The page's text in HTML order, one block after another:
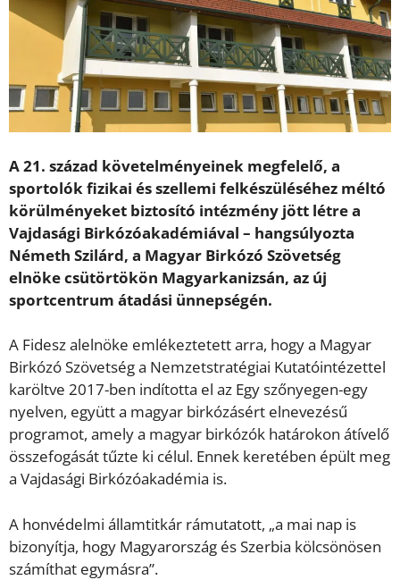
A 21. század követelményeinek megfelelő, a
sportolók fizikai és szellemi felkészüléséhez méltó
körülményeket biztosító intézmény jött létre a
Vajdasági Birkózóakadémiával – hangsúlyozta
Németh Szilárd, a Magyar Birkózó Szövetség
elnöke csütörtökön Magyarkanizsán, az új
sportcentrum átadási ünnepségén.
A Fidesz alelnöke emlékeztetett arra, hogy a Magyar
Birkózó Szövetség a Nemzetstratégiai Kutatóintézettel
karöltve 2017-ben indította el az Egy szőnyegen-egy
nyelven, együtt a magyar birkózásért elnevezésű
programot, amely a magyar birkózók határokon átívelő
összefogását tűzte ki célul. Ennek keretében épült meg
a Vajdasági Birkózóakadémia is.
A honvédelmi államtitkár rámutatott, „a mai nap is
bizonyítja, hogy Magyarország és Szerbia kölcsönösen
számíthat egymásra”.